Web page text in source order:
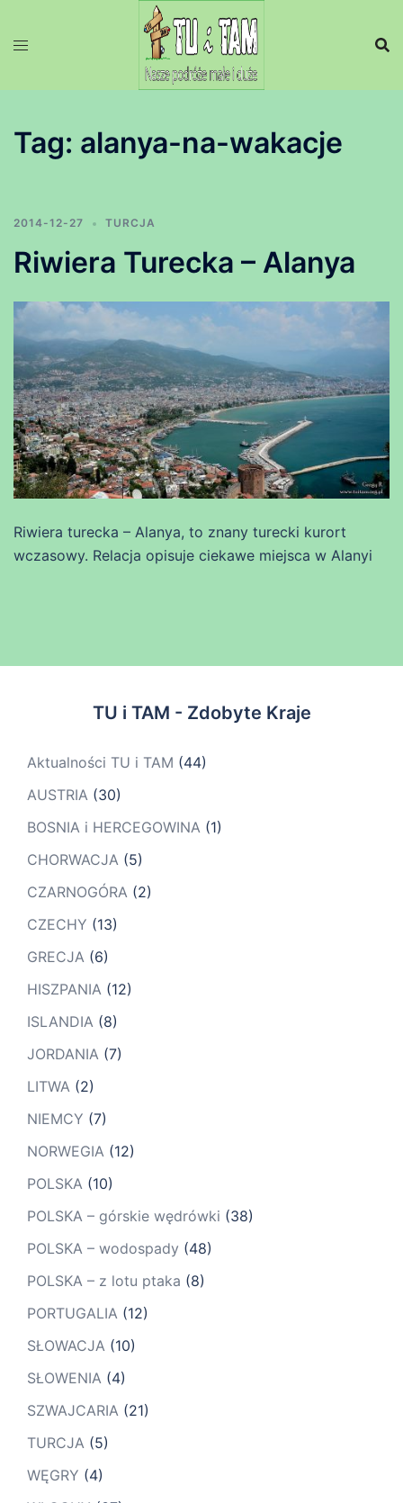
Tag: alanya-na-wakacje
2014-12-27 TURCJA
Riwiera Turecka – Alanya
Riwiera turecka – Alanya, to znany turecki kurort
wczasowy. Relacja opisuje ciekawe miejsca w Alanyi
TU i TAM - Zdobyte Kraje
Aktualności TU i TAM (44)
AUSTRIA (30)
BOSNIA i HERCEGOWINA (1)
CHORWACJA (5)
CZARNOGÓRA (2)
CZECHY (13)
GRECJA (6)
HISZPANIA (12)
ISLANDIA (8)
JORDANIA (7)
LITWA (2)
NIEMCY (7)
NORWEGIA (12)
POLSKA (10)
POLSKA – górskie wędrówki (38)
POLSKA – wodospady (48)
POLSKA – z lotu ptaka (8)
PORTUGALIA (12)
SŁOWACJA (10)
SŁOWENIA (4)
SZWAJCARIA (21)
TURCJA (5)
WĘGRY (4)